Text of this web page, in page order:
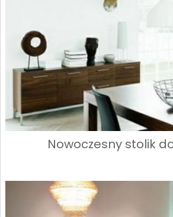
Nowoczesny stolik